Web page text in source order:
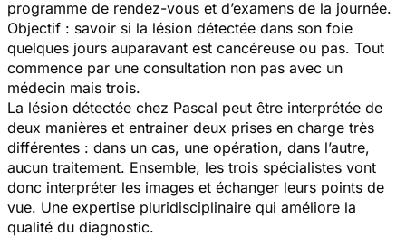
programme de rendez-vous et d’examens de la journée.
Objectif : savoir si la lésion détectée dans son foie
quelques jours auparavant est cancéreuse ou pas. Tout
commence par une consultation non pas avec un
médecin mais trois.
La lésion détectée chez Pascal peut être interprétée de
deux manières et entrainer deux prises en charge très
différentes : dans un cas, une opération, dans l’autre,
aucun traitement. Ensemble, les trois spécialistes vont
donc interpréter les images et échanger leurs points de
vue. Une expertise pluridisciplinaire qui améliore la
qualité du diagnostic.